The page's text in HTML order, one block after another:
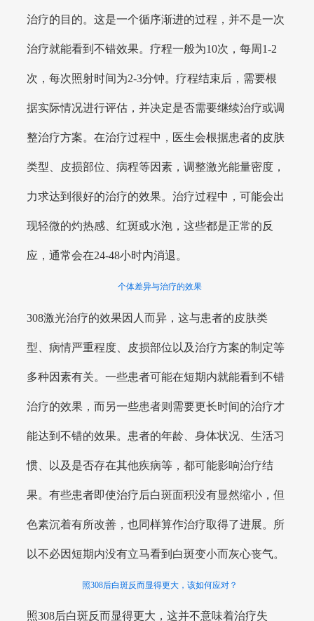
治疗的目的。这是一个循序渐进的过程，并不是一次
治疗就能看到不错效果。疗程一般为10次，每周1-2
次，每次照射时间为2-3分钟。疗程结束后，需要根
据实际情况进行评估，并决定是否需要继续治疗或调
整治疗方案。在治疗过程中，医生会根据患者的皮肤
类型、皮损部位、病程等因素，调整激光能量密度，
力求达到很好的治疗的效果。治疗过程中，可能会出
现轻微的灼热感、红斑或水泡，这些都是正常的反
应，通常会在24-48小时内消退。
个体差异与治疗的效果
308激光治疗的效果因人而异，这与患者的皮肤类
型、病情严重程度、皮损部位以及治疗方案的制定等
多种因素有关。一些患者可能在短期内就能看到不错
治疗的效果，而另一些患者则需要更长时间的治疗才
能达到不错的效果。患者的年龄、身体状况、生活习
惯、以及是否存在其他疾病等，都可能影响治疗结
果。有些患者即使治疗后白斑面积没有显然缩小，但
色素沉着有所改善，也同样算作治疗取得了进展。所
以不必因短期内没有立马看到白斑变小而灰心丧气。
照308后白斑反而显得更大，该如何应对？
照308后白斑反而显得更大，这并不意味着治疗失